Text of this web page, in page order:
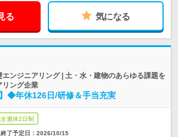
る 気になる
ンジニアリング | 土・水・建物のあらゆる課題を
リング企業
】◆年休126日/研修＆手当充実
週休2日制
終了予定日： 2026/10/15